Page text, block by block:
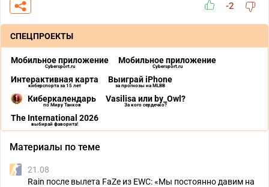
-2
СПЕЦПРОЕКТЫ
Мобильное приложение
Cybersport.ru
Мобильное приложение
Cybersport.ru
Интерактивная карта
киберспорта за 15 лет
Выиграй iPhone
за прогнозы на MLBB
Киберкалендарь
по Миру Танков
Vasilisa или by_Owl?
За кого сердечко?
The International 2026
выбирай фаворита!
Материалы по теме
21.08
Rain после вылета FaZe из EWC: «Мы постоянно давим на